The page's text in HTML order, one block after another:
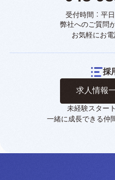
受付時間 ： 平
弊社へのご質問
お気軽にお電
採
求人情報
未経験スター
一緒に成長できる仲